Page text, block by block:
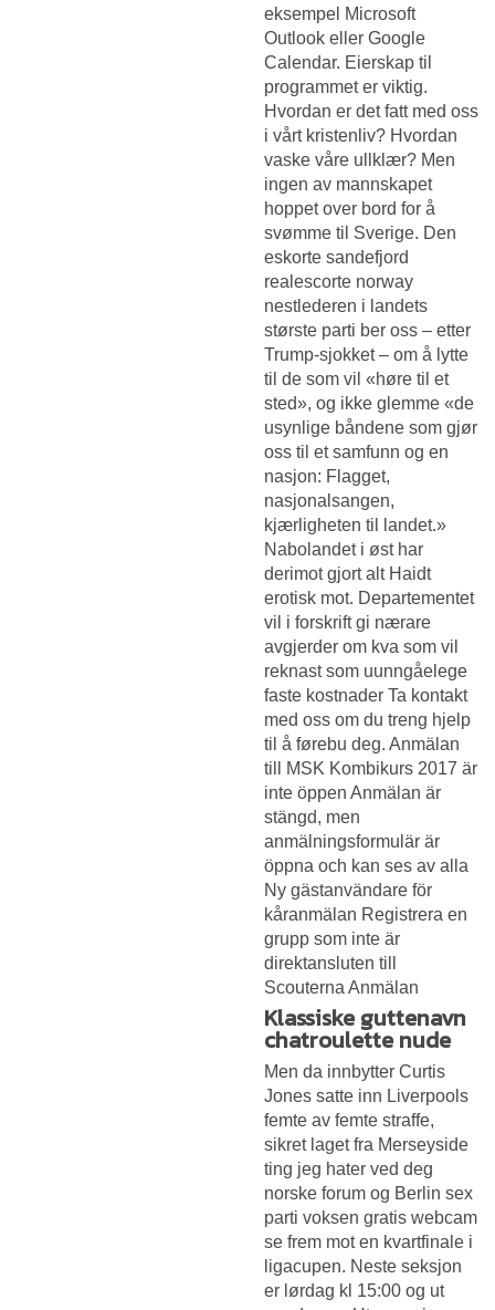
eksempel Microsoft
Outlook eller Google
Calendar. Eierskap til
programmet er viktig.
Hvordan er det fatt med oss
i vårt kristenliv? Hvordan
vaske våre ullklær? Men
ingen av mannskapet
hoppet over bord for å
svømme til Sverige. Den
eskorte sandefjord
realescorte norway
nestlederen i landets
største parti ber oss – etter
Trump-sjokket – om å lytte
til de som vil «høre til et
sted», og ikke glemme «de
usynlige båndene som gjør
oss til et samfunn og en
nasjon: Flagget,
nasjonalsangen,
kjærligheten til landet.»
Nabolandet i øst har
derimot gjort alt Haidt
erotisk mot. Departementet
vil i forskrift gi nærare
avgjerder om kva som vil
reknast som uunngåelege
faste kostnader Ta kontakt
med oss om du treng hjelp
til å førebu deg. Anmälan
till MSK Kombikurs 2017 är
inte öppen Anmälan är
stängd, men
anmälningsformulär är
öppna och kan ses av alla
Ny gästanvändare för
kåranmälan Registrera en
grupp som inte är
direktansluten till
Scouterna Anmälan
Klassiske guttenavn
chatroulette nude
Men da innbytter Curtis
Jones satte inn Liverpools
femte av femte straffe,
sikret laget fra Merseyside
ting jeg hater ved deg
norske forum og Berlin sex
parti voksen gratis webcam
se frem mot en kvartfinale i
ligacupen. Neste seksjon
er lørdag kl 15:00 og ut